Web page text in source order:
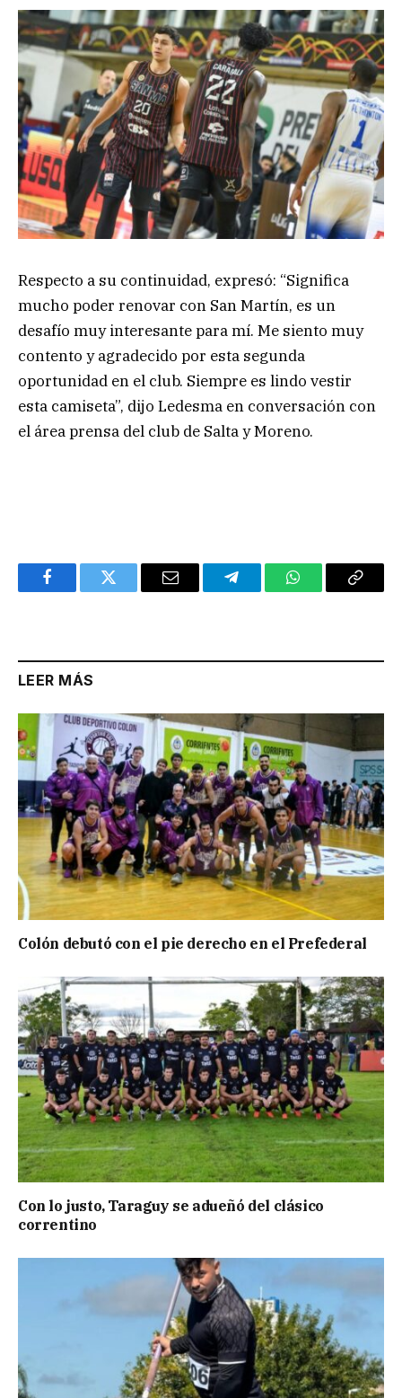
Respecto a su continuidad, expresó: “Significa
mucho poder renovar con San Martín, es un
desafío muy interesante para mí. Me siento muy
contento y agradecido por esta segunda
oportunidad en el club. Siempre es lindo vestir
esta camiseta”, dijo Ledesma en conversación con
el área prensa del club de Salta y Moreno.
FacebookTwitter Email TelegramWhatsAppCopy
LEER MÁS
Colón debutó con el pie derecho en el Prefederal
Con lo justo, Taraguy se adueñó del clásico
correntino